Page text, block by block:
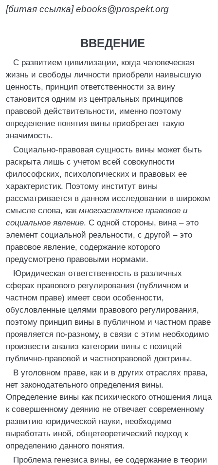
[битая ссылка] ebooks@prospekt.org
ВВЕДЕНИЕ
С развитием цивилизации, когда человеческая
жизнь и свободы личности приобрели наивысшую
ценность, принцип ответственности за вину
становится одним из центральных принципов
правовой действительности, именно поэтому
определение понятия вины приобретает такую
значимость.
Социально-правовая сущность вины может быть
раскрыта лишь с учетом всей совокупности
философских, психологических и правовых ее
характеристик. Поэтому институт вины
рассматривается в данном исследовании в широком
смысле слова, как многоаспектное правовое и
социальное явление. С одной стороны, вина – это
элемент социальной реальности, с другой – это
правовое явление, содержание которого
предусмотрено правовыми нормами.
Юридическая ответственность в различных
сферах правового регулирования (публичном и
частном праве) имеет свои особенности,
обусловленные целями правового регулирования,
поэтому принцип вины в публичном и частном праве
проявляется по-разному, в связи с этим необходимо
произвести анализ категории вины с позиций
публично-правовой и частноправовой доктрины.
В уголовном праве, как и в других отраслях права,
нет законодательного определения вины.
Определение вины как психического отношения лица
к совершенному деянию не отвечает современному
развитию юридической науки, необходимо
выработать иной, общетеоретический подход к
определению данного понятия.
Проблема генезиса вины, ее содержание в теории